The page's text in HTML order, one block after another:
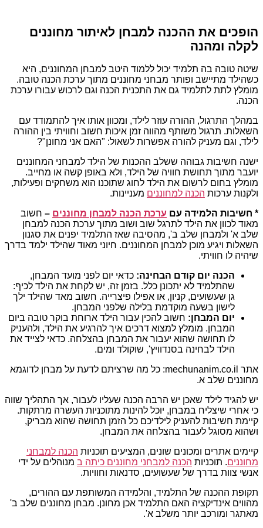
הופכים את ההכנה למבחן לאיתור מחוננים
לקלה ומהנה
שיטה טובה בה תלמיד יכול ללמוד היטב למבחן המחוננים, היא
כשהילד מתיישב ופותר מבחני מחוננים מתוך ערכת הכנה טובה.
מומלץ לתת לתלמיד גם את התכנית הכנה וגם לרכוש עבורו ערכת
הכנה.
במהלך התרגול, ההורה עוזר לילד, ומכוון אותו איך להתמודד עם
השאלות. תרגול משותף מהווה זמן איכות חשוב וחוויתי בין ההורה
לילד, וגם מעניק להורה אפשרות לשאול: "האם אני מחונן"?
ישנה חשיבות גבוהה ששלב ההכנות של הילד למבחני המחוננים
יועבר מתוך תחושת חוויה של הילד, ולא באופן קשה או מחייב.
מומלץ בחום לרשום את הילד לחוג שתוכנו הוא משחקים ופעילות,
ולקנות ערכות הכנה למחוננים מעניינות.
* חשיבות הלמידה עם ערכת הכנה למבחן מחוננים – חשוב
מאוד לכוון את הילד לתרגל שוב ושוב מתוך ערכת הכנה למבחן
שלב א' ולמבחן שלב ב', מהסיבה שאז התלמיד יפנים את סגנון
השאלות ויגיע מוכן למבחן המחוננים. חיוני מאוד שהילד ילמד בדרך
שיהיה לו חוויתי.
הכנה יום קודם הבחינה: כדאי יום לפני מועד המבחן,
שהתלמיד לא יתכונן כלל. בזמן זה, יש לקחת את הילד לכיף:
גן שעשועים, קניון, או אפילו פיצרייה. חשוב מאד שהילד ילך
לישון בשעה מוקדמת בלילה שלפני המבחן.
יום המבחן: חשוב להכין עבור הילד ארוחת בוקר טובה ביום
המבחן. מומלץ למצוא דרכים איך להרגיע את הילד, ולהעניק
לו תחושה שהוא יעבור את המבחן בהצלחה. כדאי לצייד את
הילד לבחינה בסנדוויץ', שוקולד ומים.
אתר mechunanim.co.il: כל מה שרציתם לדעת על מבחן לדוגמא
מחוננים שלב א.
יש להגיד לילד שאכן יש הרבה הכנה שעליו לעבור, אך התהליך שווה
כי אחרי שיצליח במבחן, יוכל להינות מתוכניות העשרה מרתקות.
קיימת חשיבות להעניק לילדיכם כל הזמן תחושה שהוא מבריק,
ושהוא מסוגל לעבור בהצלחה את המבחן.
קיימים אתרים ומכונים שונים, המציעים תוכניות הכנה למבחני
מחוננים. תוכניות הכנה למבחני מחוננים כיתה ב מנוהלים על ידי
אנשי צוות בדרך של שעשועים, סדנאות וחוויות.
תקופת ההכנה של התלמיד, והלמידה המשותפת עם ההורים,
מהווים אינדיקציה האם התלמיד אכן מחונן. מבחן מחוננים שלב ב'
מאתגר ומורכב יותר משלב א'.